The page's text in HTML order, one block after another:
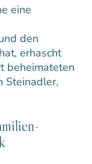
eine
den
erhascht
beheimateten
Steinadler,